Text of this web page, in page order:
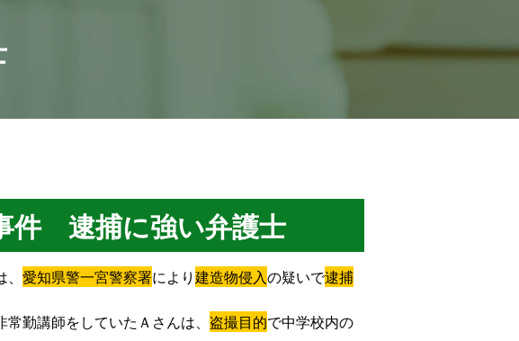
件 逮捕に強い弁護士
愛知県警一宮警察署により建造物侵入の疑いで逮捕
勤講師をしていたＡさんは、 盗撮目的で中学校内の